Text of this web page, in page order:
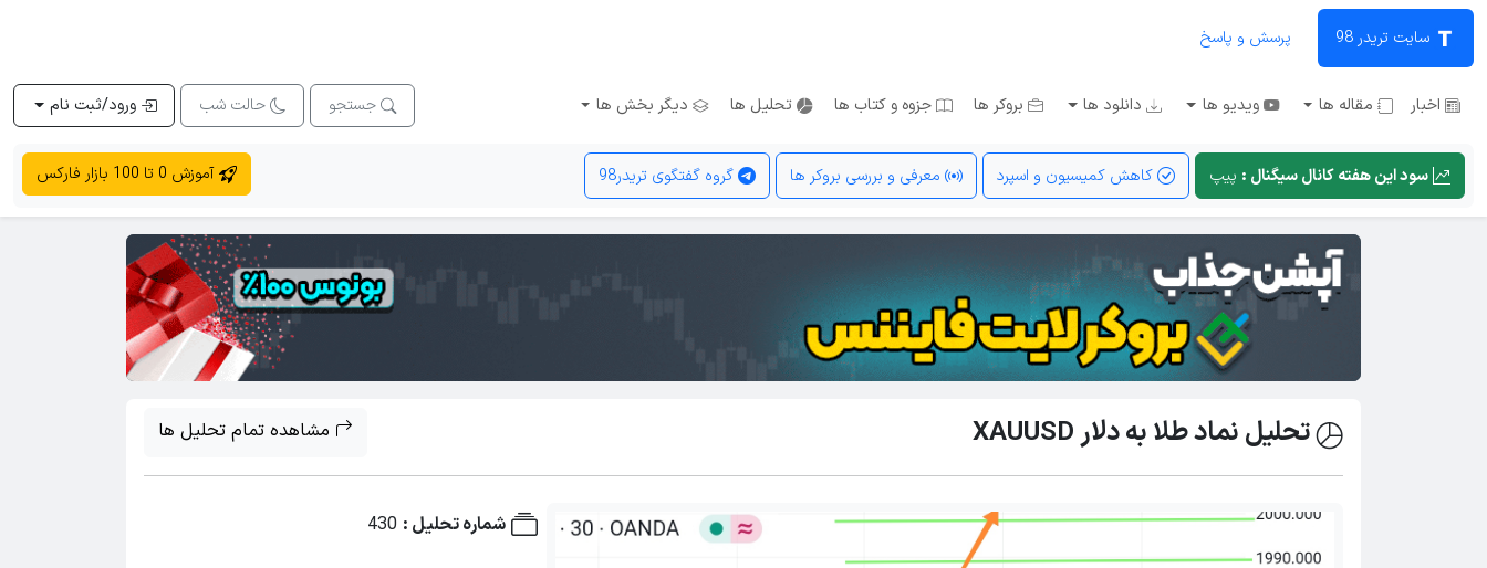
سایت تریدر 98 پرسش و پاسخ
اخبار مقاله ها ویدیو ها دانلود ها بروکر ها جزوه و کتاب ها تحلیل ها دیگر بخش ها جستجو حالت شب
سود این هفته کانال سیگنال : پیپ کاهش کمیسیون و اسپرد معرفی و بررسی بروکر ها گروه گفتگوی تریدر98 آموزش 0 تا 100 بازار فارکس
تحلیل نماد طلا به دلار XAUUSD مشاهده تمام تحلیل ها
شماره تحلیل : 430